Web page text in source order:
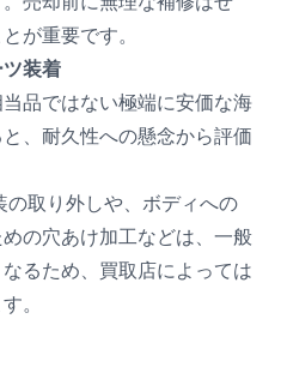
が重要です。
ツ装着
品ではない極端に安価な海
、耐久性への懸念から評価
の取り外しや、ボディへの
の穴あけ加工などは、一般
るため、買取店によっては
。